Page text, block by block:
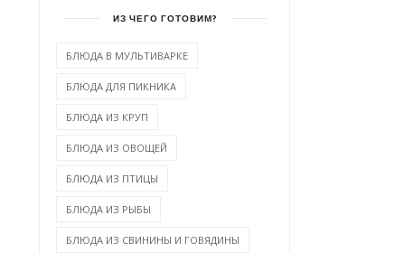
ИЗ ЧЕГО ГОТОВИМ?
БЛЮДА В МУЛЬТИВАРКЕ
БЛЮДА ДЛЯ ПИКНИКА
БЛЮДА ИЗ КРУП
БЛЮДА ИЗ ОВОЩЕЙ
БЛЮДА ИЗ ПТИЦЫ
БЛЮДА ИЗ РЫБЫ
БЛЮДА ИЗ СВИНИНЫ И ГОВЯДИНЫ